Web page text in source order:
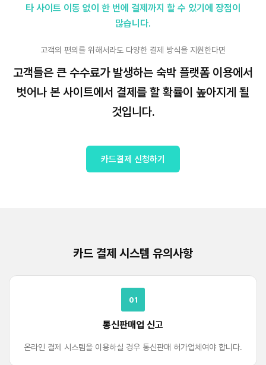
타 사이트 이동 없이 한 번에 결제까지 할 수 있기에 장점이
많습니다.
고객의 편의를 위해서라도 다양한 결제 방식을 지원한다면
고객들은 큰 수수료가 발생하는 숙박 플랫폼 이용에서
벗어나 본 사이트에서 결제를 할 확률이 높아지게 될
것입니다.
카드결제 신청하기
카드 결제 시스템 유의사항
01
통신판매업 신고
온라인 결제 시스템을 이용하실 경우 통신판매 허가업체여야 합니다.